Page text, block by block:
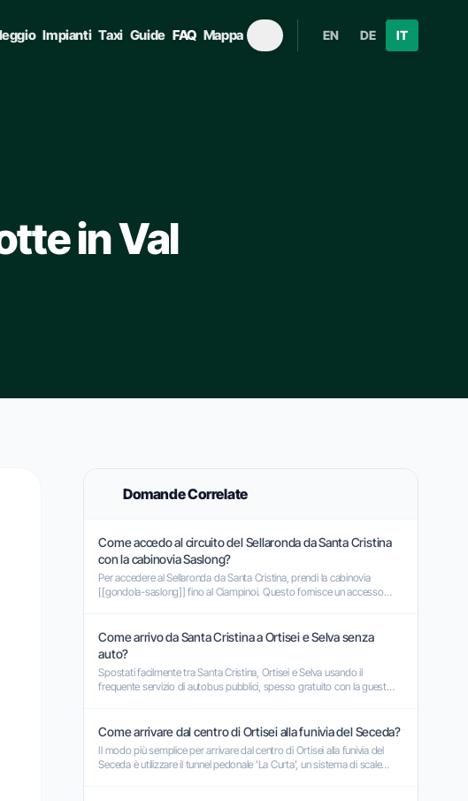
Impianti Taxi Guide FAQ Mappa EN DE IT
in Val
Domande Correlate
Come accedo al circuito del Sellaronda da Santa Cristina
con la cabinovia Saslong?
Per accedere al Sellaronda da Santa Cristina, prendi la cabinovia
[[gondola-saslong]] fino al Ciampinoi. Questo fornisce un accesso
Come arrivo da Santa Cristina a Ortisei e Selva senza
auto?
Spostati facilmente tra Santa Cristina, Ortisei e Selva usando il
frequente servizio di autobus pubblici, spesso gratuito con la guest
Come arrivare dal centro di Ortisei alla funivia del Seceda?
Il modo più semplice per arrivare dal centro di Ortisei alla funivia del
Seceda è utilizzare il tunnel pedonale 'La Curta', un sistema di scale